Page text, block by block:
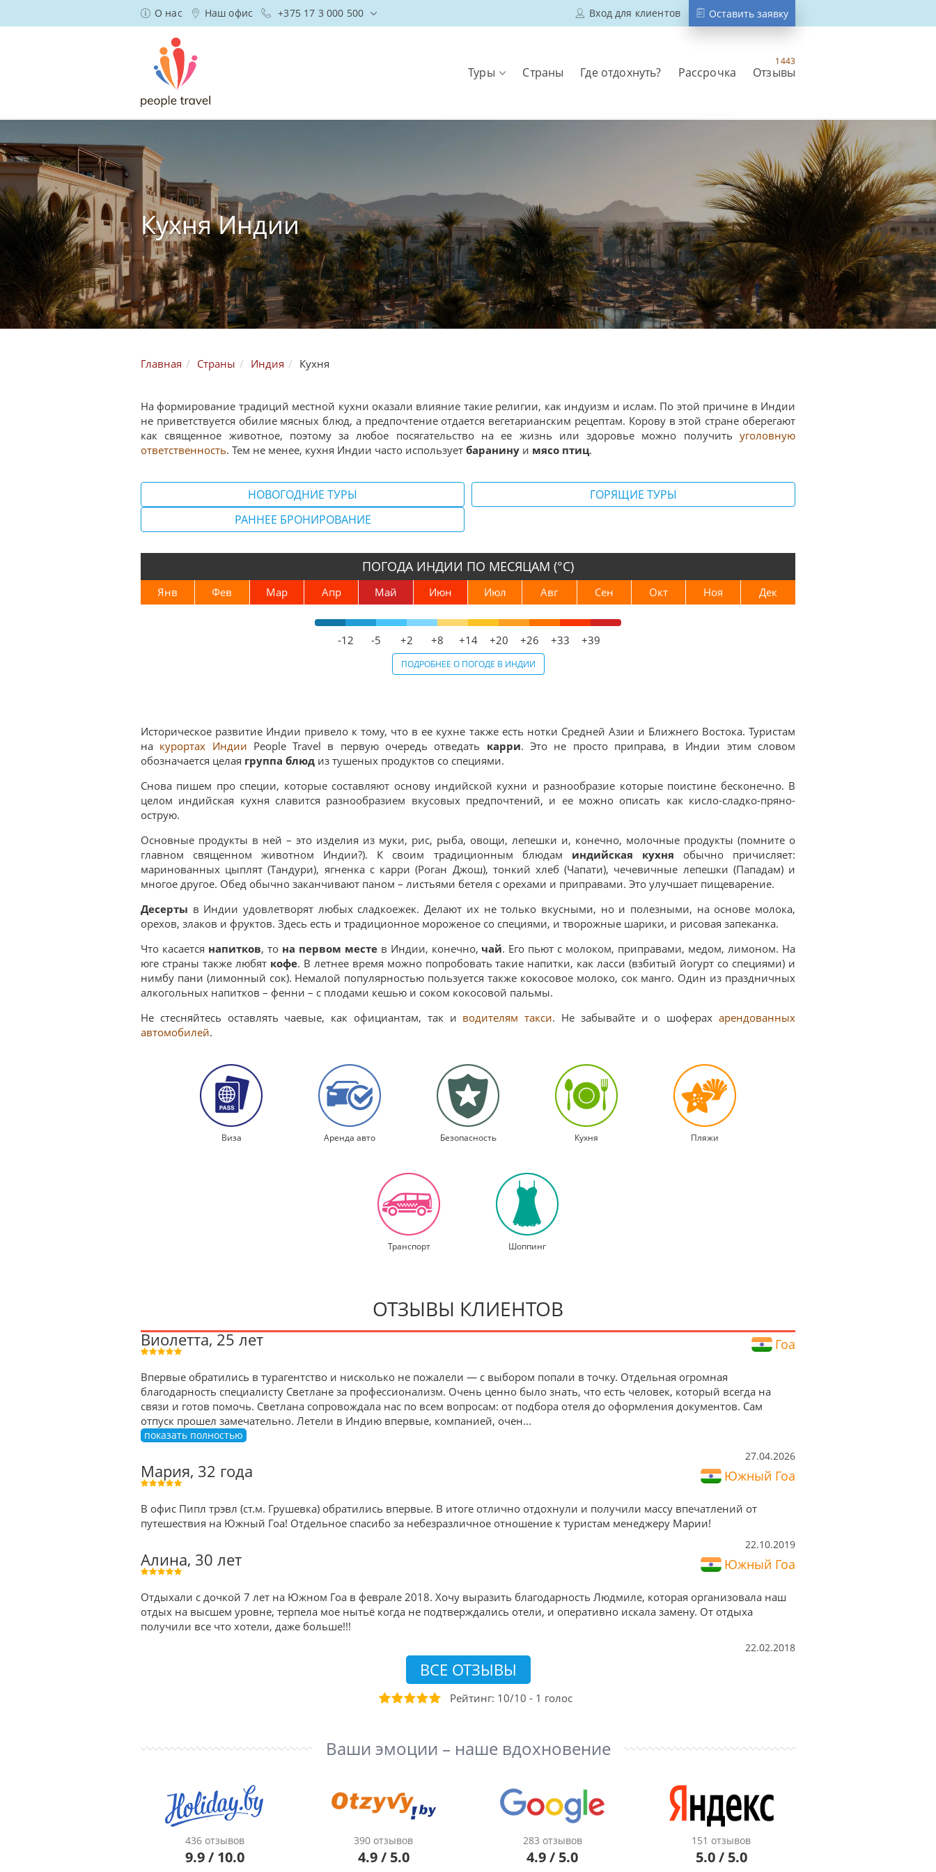
О нас Наш офис +375 17 3 000 500 Вход для клиентов Оставить заявку
Туры Страны Где отдохнуть? Рассрочка Отзывы
1443
Кухня Индии
Главная Страны Индия Кухня
На формирование традиций местной кухни оказали влияние такие религии, как индуизм и ислам. По этой причине в Индии
не приветствуется обилие мясных блюд, а предпочтение отдается вегетарианским рецептам. Корову в этой стране оберегают
как священное животное, поэтому за любое посягательство на ее жизнь или здоровье можно получить уголовную
ответственность. Тем не менее, кухня Индии часто использует баранину и мясо птиц.
НОВОГОДНИЕ ТУРЫ
ГОРЯЩИЕ ТУРЫ
РАННЕЕ БРОНИРОВАНИЕ
ПОГОДА ИНДИИ ПО МЕСЯЦАМ (°С)
Янв Фев Мар Апр Май Июн Июл Авг Сен Окт Ноя Дек
-12 -5 +2 +8 +14 +20 +26 +33 +39
ПОДРОБНЕЕ О ПОГОДЕ В ИНДИИ
Историческое развитие Индии привело к тому, что в ее кухне также есть нотки Средней Азии и Ближнего Востока. Туристам
на курортах Индии People Travel в первую очередь отведать карри. Это не просто приправа, в Индии этим словом
обозначается целая группа блюд из тушеных продуктов со специями.
Снова пишем про специи, которые составляют основу индийской кухни и разнообразие которые поистине бесконечно. В
целом индийская кухня славится разнообразием вкусовых предпочтений, и ее можно описать как кисло-сладко-пряно-
острую.
Основные продукты в ней – это изделия из муки, рис, рыба, овощи, лепешки и, конечно, молочные продукты (помните о
главном священном животном Индии?). К своим традиционным блюдам индийская кухня обычно причисляет:
маринованных цыплят (Тандури), ягненка с карри (Роган Джош), тонкий хлеб (Чапати), чечевичные лепешки (Пападам) и
многое другое. Обед обычно заканчивают паном – листьями бетеля с орехами и приправами. Это улучшает пищеварение.
Десерты в Индии удовлетворят любых сладкоежек. Делают их не только вкусными, но и полезными, на основе молока,
орехов, злаков и фруктов. Здесь есть и традиционное мороженое со специями, и творожные шарики, и рисовая запеканка.
Что касается напитков, то на первом местев Индии, конечно, чай. Его пьют с молоком, приправами, медом, лимоном. На
юге страны также любят кофе. В летнее время можно попробовать такие напитки, как ласси (взбитый йогурт со специями) и
нимбу пани (лимонный сок). Немалой популярностью пользуется также кокосовое молоко, сок манго. Один из праздничных
алкогольных напитков – фенни – с плодами кешью и соком кокосовой пальмы.
Не стесняйтесь оставлять чаевые, как официантам, так и водителям такси. Не забывайте и о шоферахарендованных
автомобилей.
Виза Аренда авто Безопасность Кухня Пляжи
Транспорт Шоппинг
ОТЗЫВЫ КЛИЕНТОВ
Виолетта, 25 лет Гоа
Впервые обратились в турагентство и нисколько не пожалели — с выбором попали в точку. Отдельная огромная
благодарность специалисту Светлане за профессионализм. Очень ценно было знать, что есть человек, который всегда на
связи и готов помочь. Светлана сопровождала нас по всем вопросам: от подбора отеля до оформления документов. Сам
отпуск прошел замечательно. Летели в Индию впервые, компанией, очен...
показать полностью
27.04.2026
Мария, 32 года Южный Гоа
В офис Пипл трэвл (ст.м. Грушевка) обратились впервые. В итоге отлично отдохнули и получили массу впечатлений от
путешествия на Южный Гоа! Отдельное спасибо за небезразличное отношение к туристам менеджеру Марии!
22.10.2019
Алина, 30 лет Южный Гоа
Отдыхали с дочкой 7 лет на Южном Гоа в феврале 2018. Хочу выразить благодарность Людмиле, которая организовала наш
отдых на высшем уровне, терпела мое нытьё когда не подтверждались отели, и оперативно искала замену. От отдыха
получили все что хотели, даже больше!!!
22.02.2018
ВСЕ ОТЗЫВЫ
Рейтинг: 10/10 - 1 голос
Ваши эмоции – наше вдохновение
436 отзывов
9.9 / 10.0
390 отзывов
4.9 / 5.0
283 отзывов
4.9 / 5.0
151 отзывов
5.0 / 5.0